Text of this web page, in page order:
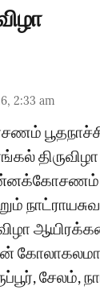
2:33 am
திருவிழா
சேலம்,